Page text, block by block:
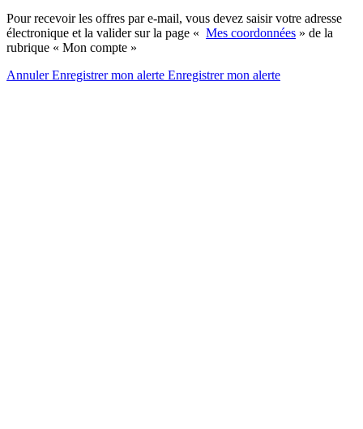
Pour recevoir les offres par e-mail, vous devez saisir votre adresse
électronique et la valider sur la page « Mes coordonnées » de la
rubrique « Mon compte »
AnnulerEnregistrer mon alerte Enregistrermon alerte